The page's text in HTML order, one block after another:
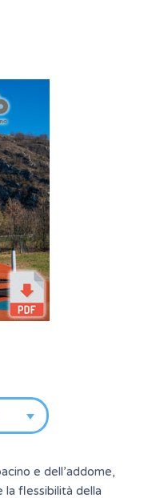
e dell’addome,
la flessibilità della